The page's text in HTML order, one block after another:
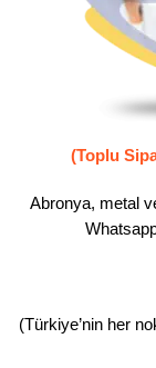
(Toplu
Abronya, metal
(Türkiye’nin her